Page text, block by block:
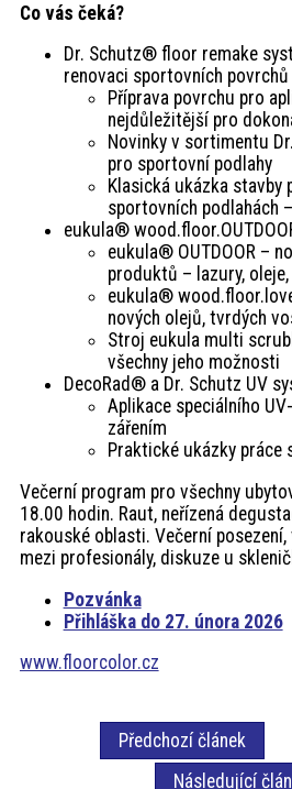
Co vás čeká?
Dr. Schutz® floor remake
renovaci sportovních povrchů
Příprava povrchu pro
nejdůležitější pro
Novinky v sortimentu
pro sportovní podlahy
Klasická ukázka stavby
sportovních podlahách
eukula®
eukula® OUTDOOR –
produktů – lazury, oleje,
eukula®
nových olejů, tvrdých
Stroj eukula multi
všechny jeho možnosti
DecoRad® a Dr. Schutz UV
Aplikace speciálního
zářením
Praktické ukázky práce
Večerní program pro všechny
18.00 hodin. Raut, neřízená
rakouské oblasti. Večerní
mezi profesionály, diskuze u
Pozvánka
Přihláška do 27. února 2026
www.floorcolor.cz
Předchozí článek
Následující